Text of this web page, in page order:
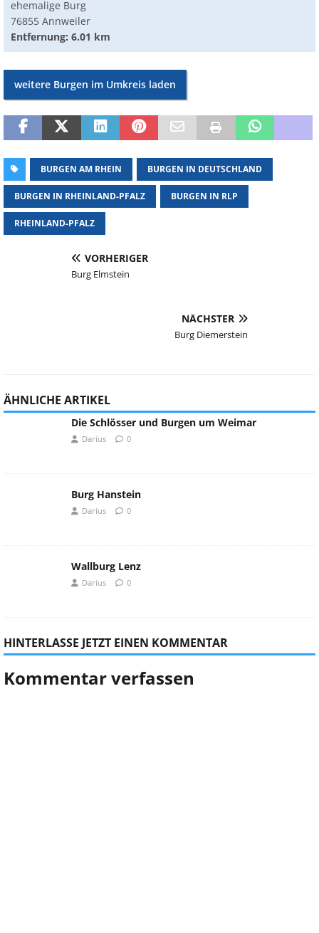
ehemalige Burg
76855 Annweiler
Entfernung: 6.01 km
weitere Burgen im Umkreis laden
BURGEN AM RHEIN BURGEN IN DEUTSCHLAND
BURGEN IN RHEINLAND-PFALZ BURGEN IN RLP
RHEINLAND-PFALZ
VORHERIGER
Burg Elmstein
NÄCHSTER
Burg Diemerstein
ÄHNLICHE ARTIKEL
Die Schlösser und Burgen um Weimar
Darius 0
Burg Hanstein
Darius 0
Wallburg Lenz
Darius 0
HINTERLASSE JETZT EINEN KOMMENTAR
Kommentar verfassen